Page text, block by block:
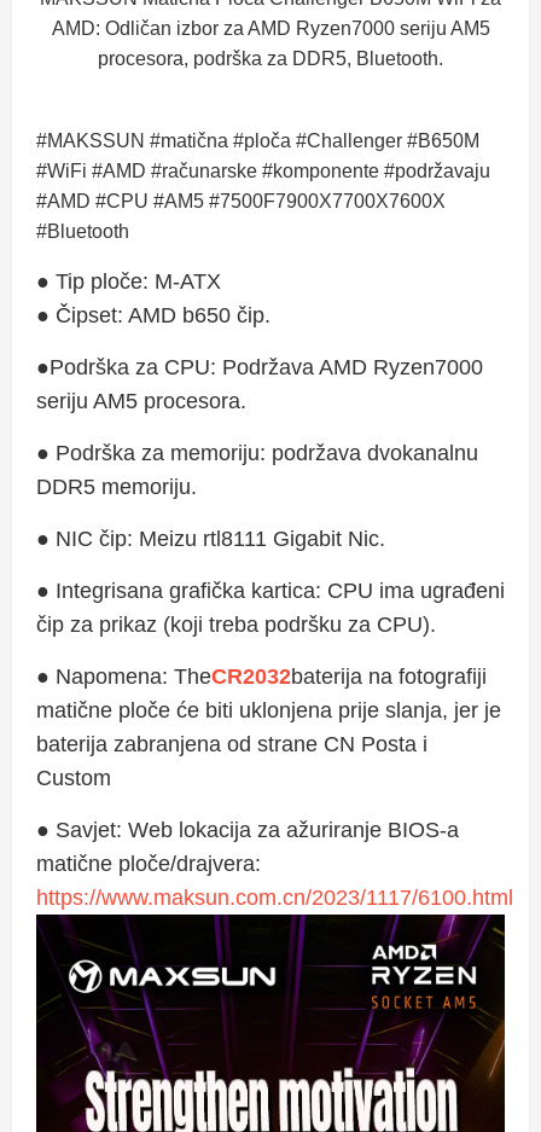
AMD: Odličan izbor za AMD Ryzen7000 seriju AM5
procesora, podrška za DDR5, Bluetooth.
#MAKSSUN #matična #ploča #Challenger #B650M
#WiFi #AMD #računarske #komponente #podržavaju
#AMD #CPU #AM5 #7500F7900X7700X7600X
#Bluetooth
● Tip ploče: M-ATX
● Čipset: AMD b650 čip.
●Podrška za CPU: Podržava AMD Ryzen7000
seriju AM5 procesora.
● Podrška za memoriju: podržava dvokanalnu
DDR5 memoriju.
● NIC čip: Meizu rtl8111 Gigabit Nic.
● Integrisana grafička kartica: CPU ima ugrađeni
čip za prikaz (koji treba podršku za CPU).
● Napomena: TheCR2032baterija na fotografiji
matične ploče će biti uklonjena prije slanja, jer je
baterija zabranjena od strane CN Posta i
Custom
● Savjet: Web lokacija za ažuriranje BIOS-a
matične ploče/drajvera:
https://www.maksun.com.cn/2023/1117/6100.html